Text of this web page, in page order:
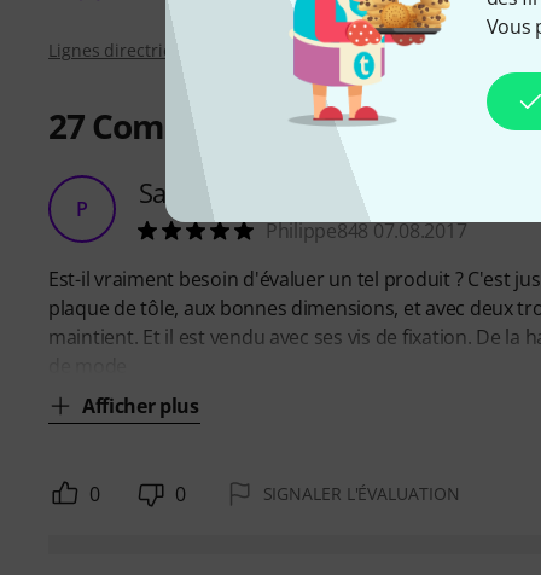
Vous
Lignes directrices d'évaluation
27 Commentaires
P Sans surprise...
Philippe848 07.08.2017
Est-il vraiment besoin d'évaluer un tel produit ? C'est
plaque de tôle, aux bonnes dimensions, et avec deux
maintient. Et il est vendu avec ses vis de fixation. De la
Afficher plus
0 0 SIGNALER L'ÉVALUATION